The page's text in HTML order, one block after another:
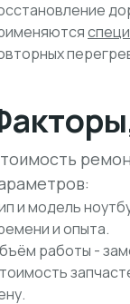
и модель
и опыта.
работы -